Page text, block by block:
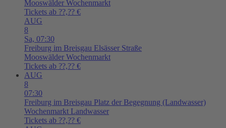
Mooswälder Wochenmarkt
Tickets ab ??,?? €
AUG
8
Sa, 07:30
Freiburg im Breisgau Elsässer Straße
Mooswälder Wochenmarkt
Tickets ab ??,?? €
AUG
8
07:30
Freiburg im Breisgau Platz der Begegnung (Landwasser)
Wochenmarkt Landwasser
Tickets ab ??,?? €